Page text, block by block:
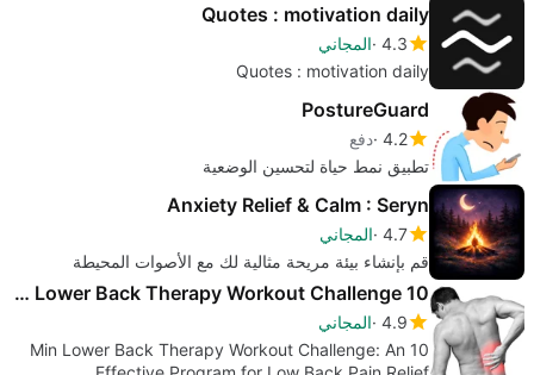
Quotes : motivation daily
4.3 المجاني
Quotes : motivation daily
PostureGuard
4.2 دفع
تطبيق نمط حياة لتحسين الوضعية
Anxiety Relief & Calm : Seryn
4.7 المجاني
قم بإنشاء بيئة مريحة مثالية لك مع الأصوات المحيطة
10 Min Lower Back Therapy Workout Challenge
4.9 المجاني
10 Min Lower Back Therapy Workout Challenge: An